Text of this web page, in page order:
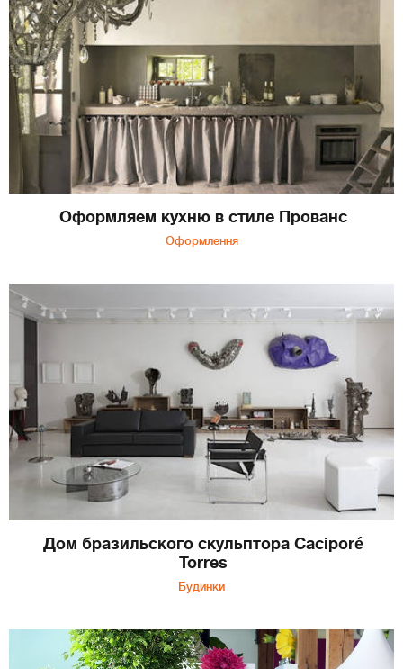
Оформляем кухню в стиле Прованс
Оформлення
Дом бразильского скульптора Caciporé
Torres
Будинки